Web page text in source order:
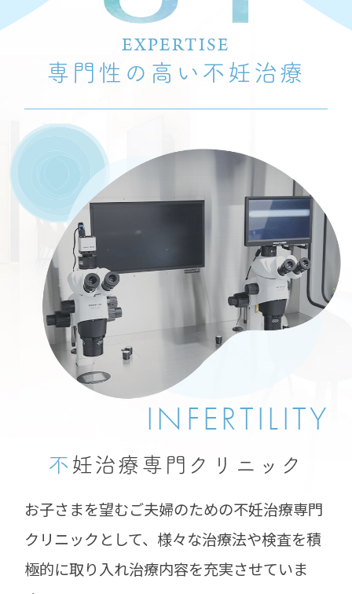
EXPERTISE
専門性の高い不妊治療
INFERTILITY
不 妊治療専門 クリニック
お子さまを望むご夫婦のための不妊治療専門
クリニックとして、様々な治療法や検査を積
極的に取り入れ治療内容を充実させていま